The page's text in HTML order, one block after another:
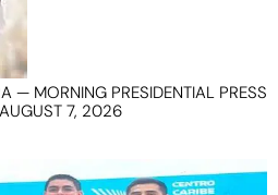
— MORNING PRESIDENTIAL PRESS
7, 2026